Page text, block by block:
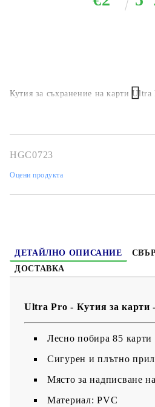
Кутия за съхранение на карти Ultra
HGC0723
Оцени продукта
ДЕТАЙЛНО ОПИСАНИЕ
ДОСТАВКА
Ultra Pro - Кутия за карти
Лесно побира 85 карти
Сигурен и плътно
Място за надписване
Материал: PVC